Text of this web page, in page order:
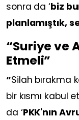
sonra da ‘biz
planlamıştık,
“Suriye ve
Etmeli”
“Silah bırakma
bir kısmı kabul
da ‘PKK'nın